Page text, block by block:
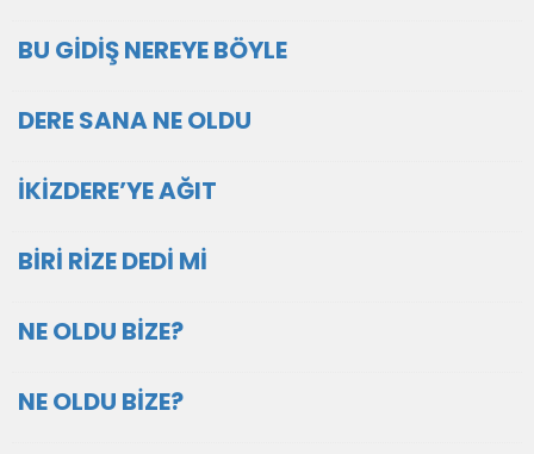
BU GİDİŞ NEREYE BÖYLE
DERE SANA NE OLDU
İKİZDERE’YE AĞIT
BİRİ RİZE DEDİ Mİ
NE OLDU BİZE?
NE OLDU BİZE?